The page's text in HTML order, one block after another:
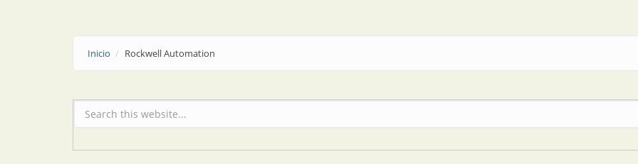
Inicio Rockwell Automation
Formulario de búsqueda